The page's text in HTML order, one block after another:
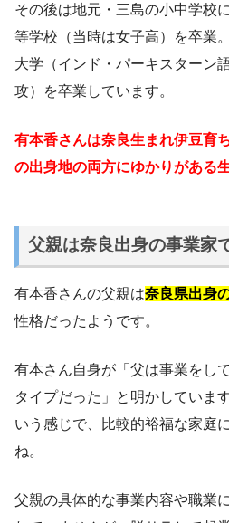
その後は地元・三島の小中学校
等学校（当時は女子高）を卒業
大学（インド・パーキスターン
攻）を卒業しています。
有本香さんは奈良生まれ伊豆育
の出身地の両方にゆかりがある
父親は奈良出身の事業家
有本香さんの父親は奈良県出身
性格だったようです。
有本さん自身が「父は事業をし
タイプだった」と明かしていま
いう感じで、比較的裕福な家庭
ね。
父親の具体的な事業内容や職業